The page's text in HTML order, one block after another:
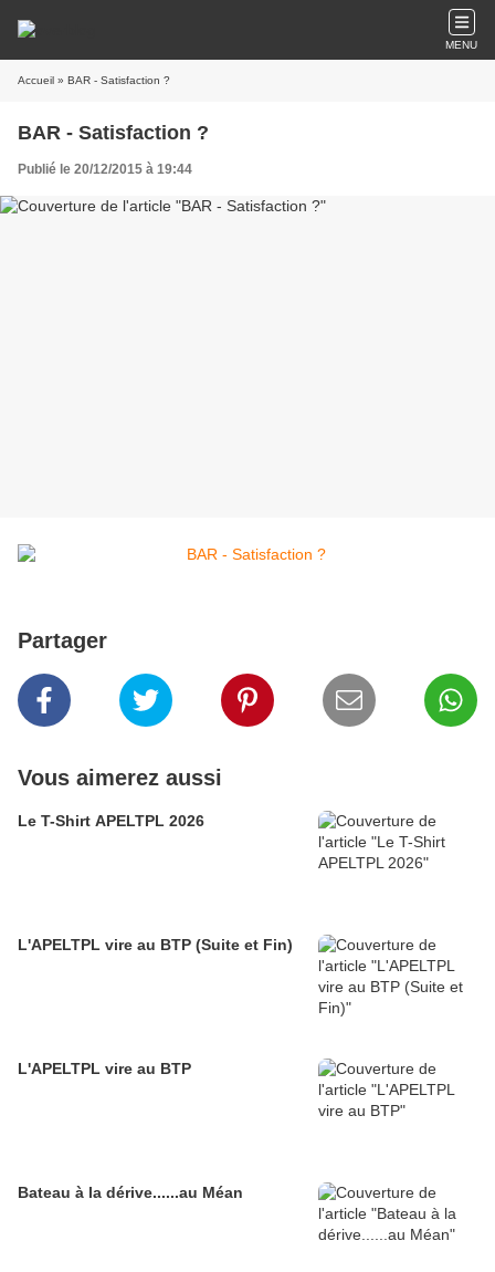
MENU
Accueil » BAR - Satisfaction ?
BAR - Satisfaction ?
Publié le 20/12/2015 à 19:44
Partager
Vous aimerez aussi
Le T-Shirt APELTPL 2026
L'APELTPL vire au BTP (Suite et Fin)
L'APELTPL vire au BTP
Bateau à la dérive......au Méan